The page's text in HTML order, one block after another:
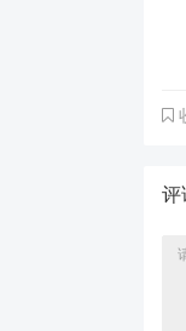
评